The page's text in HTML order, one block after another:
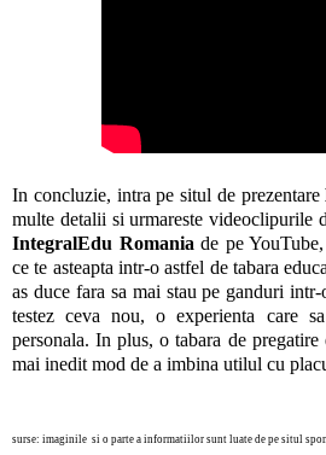
In concluzie, intra pe situl de prezentare
multe detalii si urmareste videoclipurile
IntegralEdu Romania de pe
ce te asteapta intr-o astfel de tabara
as duce fara sa mai stau pe ganduri intr-
testez ceva nou, o experienta care
personala. In plus, o tabara de pregatire
mai inedit mod de a imbina utilul cu
surse: imaginile si o parte a informatiilor sunt luate de pe situl